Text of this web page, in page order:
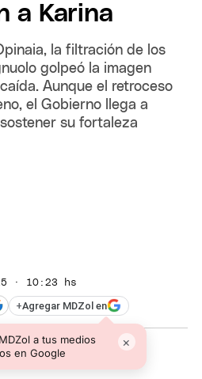
a Karina
la filtración de los
golpeó la imagen
Aunque el retroceso
el Gobierno llega a
su fortaleza
· 10:23 hs
+Agregar MDZol en
a tus medios
en Google
×